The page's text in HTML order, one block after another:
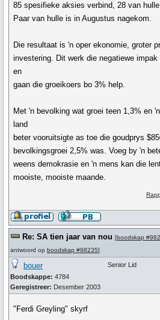
85 spesifieke aksies verbind, 28 van
Paar van hulle is in Augustus nagekom.
Die resultaat is 'n oper ekonomie, groter
investering. Dit werk die negatiewe
en
gaan die groeikoers bo 3% help.
Met 'n bevolking wat groei teen 1,3% en
land
beter vooruitsigte as toe die goudprys
bevolkingsgroei 2,5% was. Voeg by 'n
weens demokrasie en 'n mens kan die
mooiste, mooiste maande.
Re: SA tien jaar van nou [boodskap
antwoord op boodskap #98235]
bouer
Boodskappe: 4784
Geregistreer: Desember 2003
Senior Lid
"Ferdi Greyling" skyrf